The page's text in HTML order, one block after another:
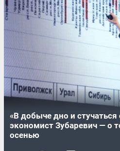
«В добыче дно и стучаться
экономист Зубаревич — о
осенью